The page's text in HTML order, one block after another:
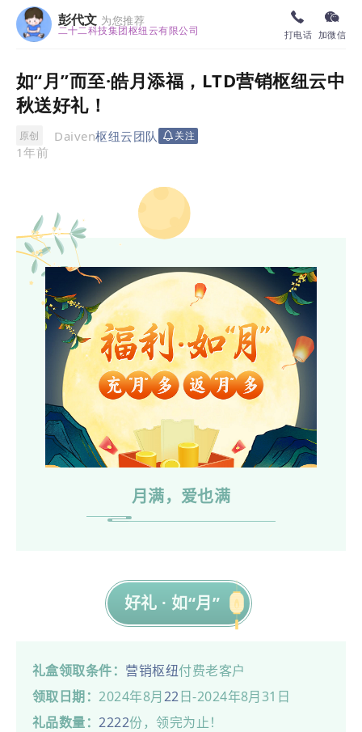
彭代文 为您推荐
二十二科技集团枢纽云有限公司 打电话 加微信
如“月”而至·皓月添福，LTD营销枢纽云中
秋送好礼！
原创 Daiven枢纽云团队 关注
1年前
月满，爱也满
好礼 · 如“月”
礼盒领取条件： 营销枢纽付费老客户
领取日期：2024年8月22日-2024年8月31日
礼品数量：2222份，领完为止！